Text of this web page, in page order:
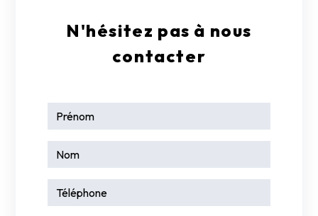
N'hésitez pas à nous
contacter